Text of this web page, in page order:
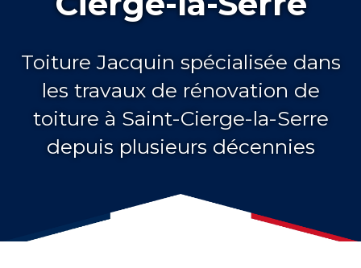
Toiture Jacquin spécialisée dans
les travaux de rénovation de
toiture à Saint-Cierge-la-Serre
depuis plusieurs décennies